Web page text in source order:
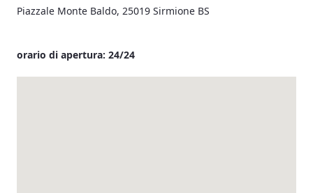
Piazzale Monte Baldo, 25019 Sirmione BS
orario di apertura: 24/24